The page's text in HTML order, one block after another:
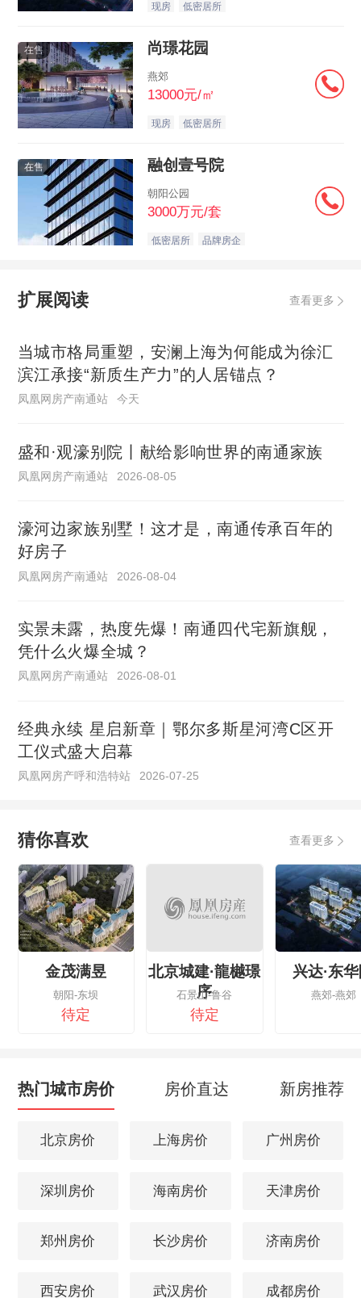
现房 低密居所
在售 尚璟花园
燕郊
13000元/㎡
现房 低密居所
在售 融创壹号院
朝阳公园
3000万元/套
低密居所 品牌房企
扩展阅读 查看更多
当城市格局重塑，安澜上海为何能成为徐汇
滨江承接“新质生产力”的人居锚点？
凤凰网房产南通站 今天
盛和·观濠别院丨献给影响世界的南通家族
凤凰网房产南通站 2026-08-05
濠河边家族别墅！这才是，南通传承百年的
好房子
凤凰网房产南通站 2026-08-04
实景未露，热度先爆！南通四代宅新旗舰，
凭什么火爆全城？
凤凰网房产南通站 2026-08-01
经典永续 星启新章｜鄂尔多斯星河湾C区开
工仪式盛大启幕
凤凰网房产呼和浩特站 2026-07-25
猜你喜欢 查看更多
金茂满昱
朝阳-东坝
待定
北京城建·龍樾璟
序
石景山-鲁谷
待定
兴达·东
燕郊-燕郊
热门城市房价 房价直达 新房推荐
北京房价 上海房价 广州房价
深圳房价 海南房价 天津房价
郑州房价 长沙房价 济南房价
西安房价 武汉房价 成都房价